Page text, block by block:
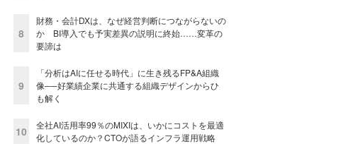
8
財務・会計DXは、なぜ経営判断につながらないの
か BI導入でも予実差異の説明に終始……変革の
要諦は
9
「分析はAIに任せる時代」に生き残るFP&A組織
像──好業績企業に共通する組織デザインからひ
も解く
10
全社AI活用率99％のMIXIは、いかにコストを最適
化しているのか？CTOが語るインフラ運用戦略